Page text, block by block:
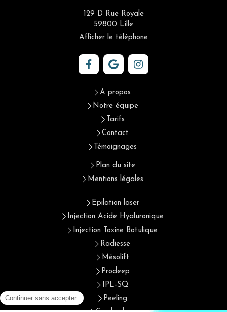
129 D Rue Royale
59800 Lille
Afficher le téléphone
A propos
Notre équipe
Tarifs
Contact
Témoignages
Plan du site
Mentions légales
Epilation laser
Injection Acide Hyaluronique
Injection Toxine Botulique
Radiesse
Mésolift
Prodeep
IPL-SQ
Peeling